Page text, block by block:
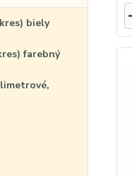
biely
farebný